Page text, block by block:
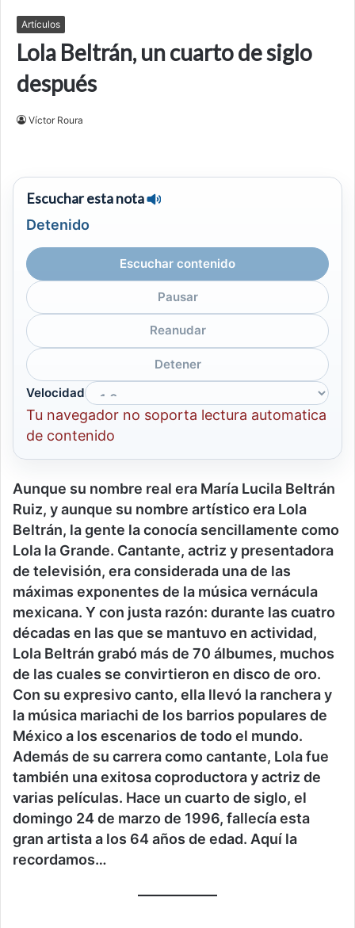
Artículos
Lola Beltrán, un cuarto de siglo
después
Víctor Roura
Escuchar esta nota
Detenido
Escuchar contenido
Pausar
Reanudar
Detener
Velocidad
Tu navegador no soporta lectura automatica
de contenido
Aunque su nombre real era María Lucila Beltrán
Ruiz, y aunque su nombre artístico era Lola
Beltrán, la gente la conocía sencillamente como
Lola la Grande. Cantante, actriz y presentadora
de televisión, era considerada una de las
máximas exponentes de la música vernácula
mexicana. Y con justa razón: durante las cuatro
décadas en las que se mantuvo en actividad,
Lola Beltrán grabó más de 70 álbumes, muchos
de las cuales se convirtieron en disco de oro.
Con su expresivo canto, ella llevó la ranchera y
la música mariachi de los barrios populares de
México a los escenarios de todo el mundo.
Además de su carrera como cantante, Lola fue
también una exitosa coproductora y actriz de
varias películas. Hace un cuarto de siglo, el
domingo 24 de marzo de 1996, fallecíaesta
gran artistaa los 64 años de edad. Aquí la
recordamos…